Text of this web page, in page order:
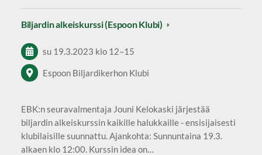
Biljardin alkeiskurssi (Espoon Klubi)
su 19.3.2023 klo 12–15
Espoon Biljardikerhon Klubi
EBK:n seuravalmentaja Jouni Kelokaski järjestää
biljardin alkeiskurssin kaikille halukkaille - ensisijaisesti
klubilaisille suunnattu. Ajankohta: Sunnuntaina 19.3.
alkaen klo 12:00. Kurssin idea on…